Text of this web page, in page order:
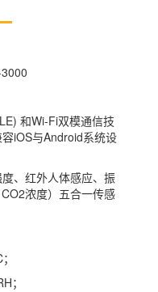
和Wi-Fi双模通信技
iOS与Android系统设
、红外人体感应、振
浓度）五合一传感
；